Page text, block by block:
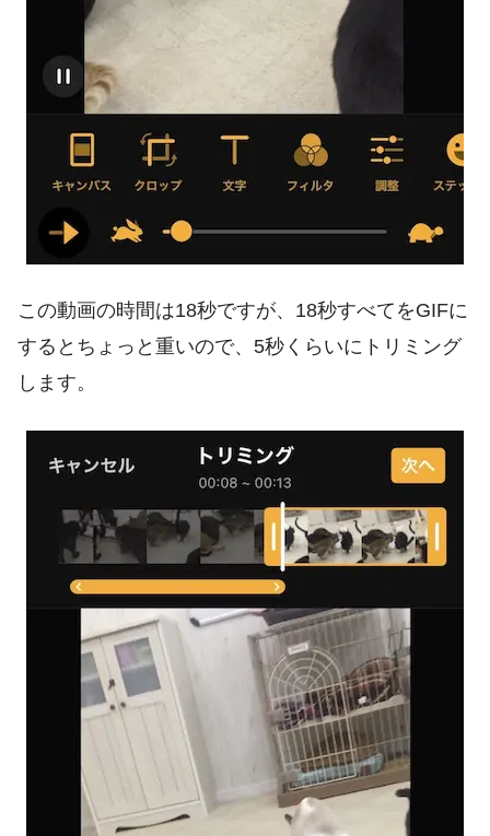
この動画の時間は18秒ですが、18秒すべてをGIFに
するとちょっと重いので、5秒くらいにトリミング
します。